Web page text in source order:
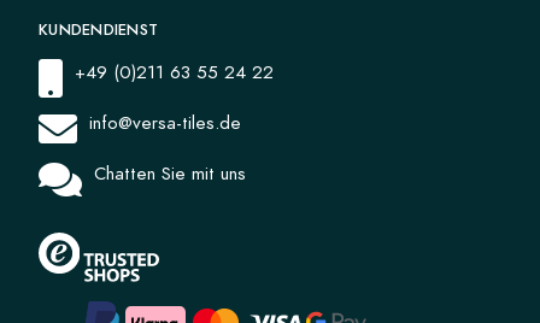
KUNDENDIENST
+49 (0)211 63 55 24 22
info@versa-tiles.de
Chatten Sie mit uns